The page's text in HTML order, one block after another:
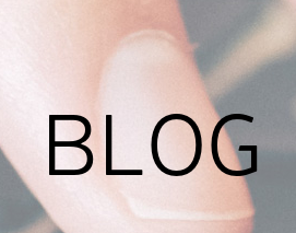
BLOG